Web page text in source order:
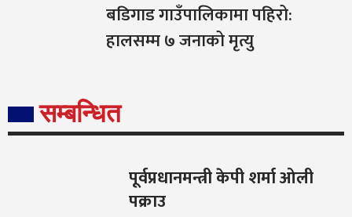
बडिगाड गाउँपालिकामा पहिरो:
हालसम्म ७ जनाको मृत्यु
सम्बन्धित
पूर्वप्रधानमन्त्री केपी शर्मा ओली
पक्राउ